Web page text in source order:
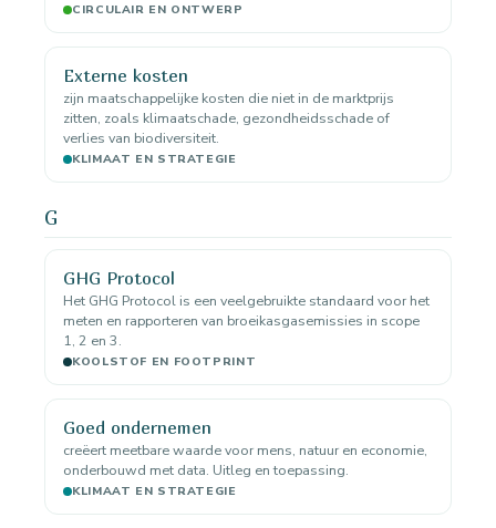
CIRCULAIR EN ONTWERP
Externe kosten
zijn maatschappelijke kosten die niet in de marktprijs
zitten, zoals klimaatschade, gezondheidsschade of
verlies van biodiversiteit.
KLIMAAT EN STRATEGIE
G
GHG Protocol
Het GHG Protocol is een veelgebruikte standaard voor het
meten en rapporteren van broeikasgasemissies in scope
1, 2 en 3.
KOOLSTOF EN FOOTPRINT
Goed ondernemen
creëert meetbare waarde voor mens, natuur en economie,
onderbouwd met data. Uitleg en toepassing.
KLIMAAT EN STRATEGIE